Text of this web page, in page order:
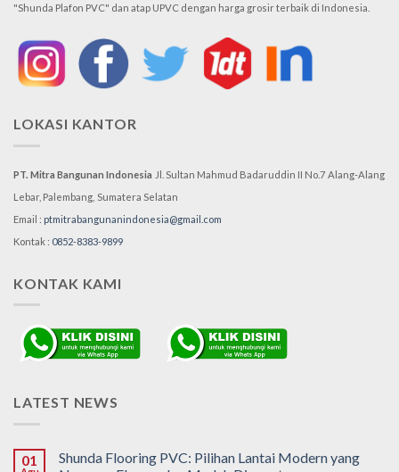
"Shunda Plafon PVC" dan atap UPVC dengan harga grosir terbaik di Indonesia.
LOKASI KANTOR
PT. Mitra Bangunan Indonesia Jl. Sultan Mahmud Badaruddin II No.7 Alang-Alang
Lebar, Palembang, Sumatera Selatan
Email : ptmitrabangunanindonesia@gmail.com
Kontak : 0852-8383-9899
KONTAK KAMI
LATEST NEWS
01
Shunda Flooring PVC: Pilihan Lantai Modern yang